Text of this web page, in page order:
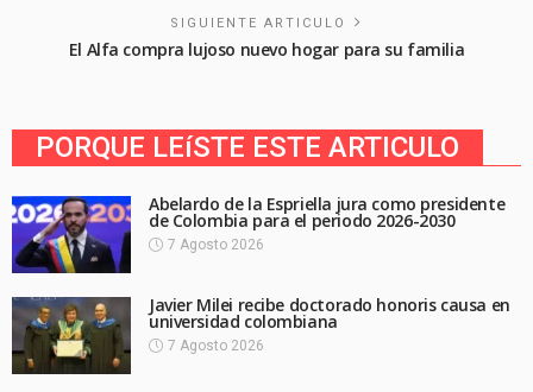
SIGUIENTE ARTICULO
El Alfa compra lujoso nuevo hogar para su familia
PORQUE LEíSTE ESTE ARTICULO
Abelardo de la Espriella jura como presidente
de Colombia para el periodo 2026-2030
7 Agosto 2026
Javier Milei recibe doctorado honoris causa en
universidad colombiana
7 Agosto 2026